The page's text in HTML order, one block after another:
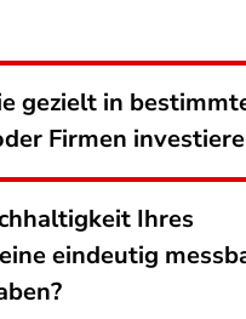
gezielt in
Firmen
Ihres
eindeutig